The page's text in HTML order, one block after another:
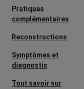
Pratiques
complémentaires
Reconstructions
Symptômes et
diagnostic
Tout savoir sur